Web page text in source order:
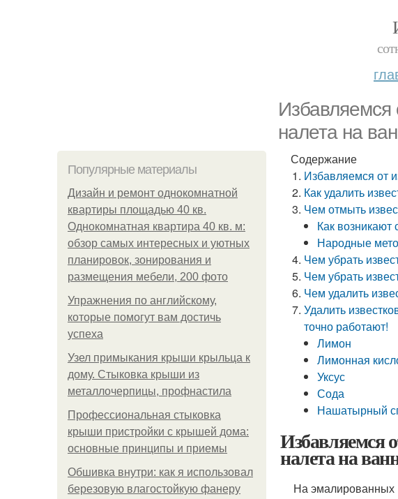
Избавляемся
налета на
Популярные материалы
Дизайн и ремонт однокомнатной
квартиры площадью 40 кв.
Однокомнатная квартира 40 кв. м:
обзор самых интересных и уютных
планировок, зонирования и
размещения мебели, 200 фото
Упражнения по английскому,
которые помогут вам достичь
успеха
Узел примыкания крыши крыльца к
дому. Стыковка крыши из
металлочерпицы, профнастила
Профессиональная стыковка
крыши пристройки с крышей дома:
основные принципы и приемы
Обшивка внутри: как я использовал
березовую влагостойкую фанеру
Содержание
Избавляемся от
Как удалить
Чем отмыть
Как возникают
Народные
Чем убрать
Чем убрать
Чем удалить
Удалить
точно работают!
Лимон
Лимонная
Уксус
Сода
Нашатырный
Избавляемся
налета на
На эмалированных